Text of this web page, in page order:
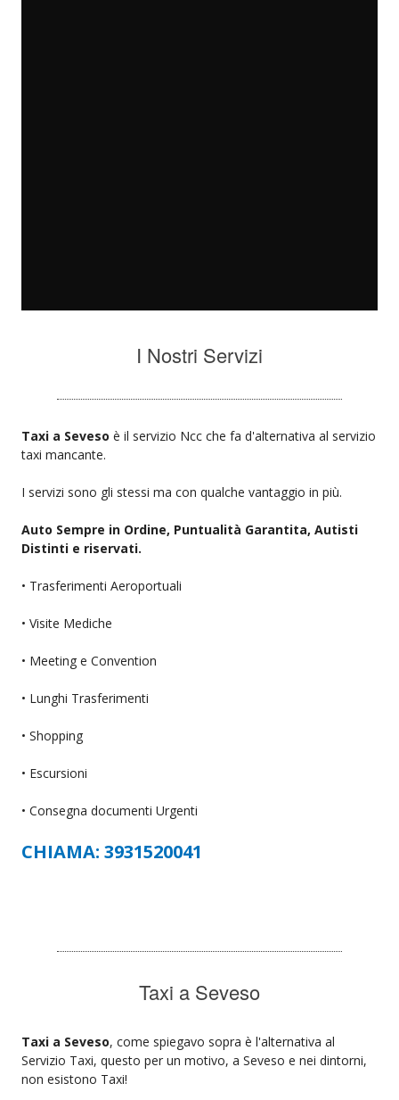
I Nostri Servizi
Taxi a Seveso è il servizio Ncc che fa d'alternativa al servizio
taxi mancante.
I servizi sono gli stessi ma con qualche vantaggio in più.
Auto Sempre in Ordine, Puntualità Garantita, Autisti
Distinti e riservati.
• Trasferimenti Aeroportuali
• Visite Mediche
• Meeting e Convention
• Lunghi Trasferimenti
• Shopping
• Escursioni
• Consegna documenti Urgenti
CHIAMA: 3931520041
Taxi a Seveso
Taxi a Seveso, come spiegavo sopra è l'alternativa al
Servizio Taxi, questo per un motivo, a Seveso e nei dintorni,
non esistono Taxi!